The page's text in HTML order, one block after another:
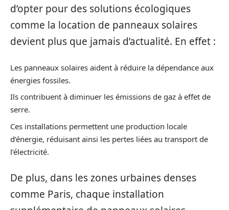
d’opter pour des solutions écologiques
comme la location de panneaux solaires
devient plus que jamais d’actualité. En effet :
Les panneaux solaires aident à réduire la dépendance aux
énergies fossiles.
Ils contribuent à diminuer les émissions de gaz à effet de
serre.
Ces installations permettent une production locale
d’énergie, réduisant ainsi les pertes liées au transport de
l’électricité.
De plus, dans les zones urbaines denses
comme Paris, chaque installation